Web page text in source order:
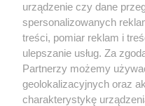
urządzenie czy dane
spersonalizowanych
treści, pomiar reklam i
ulepszanie usług. Za
Partnerzy możemy
geolokalizacyjnych oraz
charakterystykę